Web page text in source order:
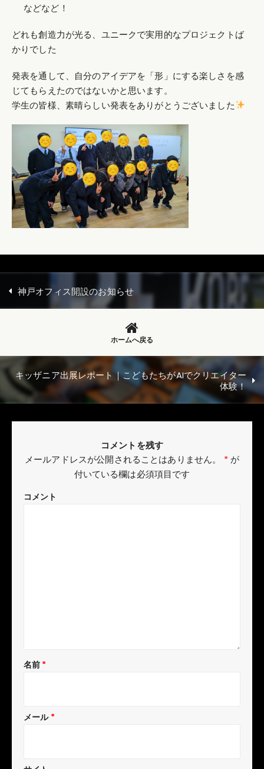
などなど！
どれも創造力が光る、ユニークで実用的なプロジェクトば
かりでした
発表を通して、自分のアイデアを「形」にする楽しさを感
じてもらえたのではないかと思います。
学生の皆様、素晴らしい発表をありがとうございました
神戸オフィス開設のお知らせ
ホームへ戻る
キッザニア出展レポート｜こどもたちがAIでクリエイター
体験！
コメントを残す
メールアドレスが公開されることはありません。
*が
付いている欄は必須項目です
コメント
名前 *
メール *